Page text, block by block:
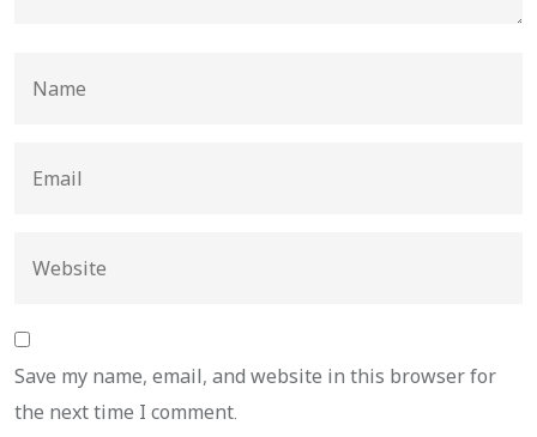
Save my name, email, and website in this browser for
the next time I comment.